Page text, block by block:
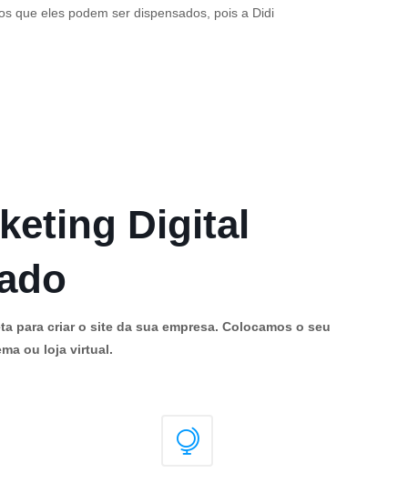
que eles podem ser dispensados, pois a Didi
Digital
para criar o site da sua empresa. Colocamos o seu
ou loja virtual.